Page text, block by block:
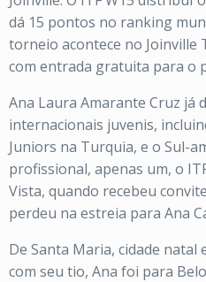
dá 15 pontos no ranking
torneio acontece no Joinville
com entrada gratuita para o
Ana Laura Amarante Cruz
internacionais juvenis,
Juniors na Turquia, e o Sul-
profissional, apenas um, o
Vista, quando recebeu
perdeu na estreia para Ana
De Santa Maria, cidade
com seu tio, Ana foi para